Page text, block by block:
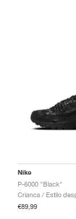
Nike
P-6000 "Black"
€89,99